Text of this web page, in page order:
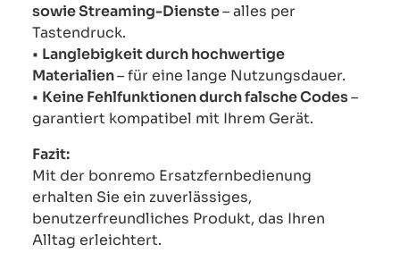
sowie Streaming-Dienste– alles per
Tastendruck.
• Langlebigkeit durch hochwertige
Materialien– für eine lange Nutzungsdauer.
• Keine Fehlfunktionen durch falsche Codes–
garantiert kompatibel mit Ihrem Gerät.
Fazit:
Mit der bonremo Ersatzfernbedienung
erhalten Sie ein zuverlässiges,
benutzerfreundliches Produkt, das Ihren
Alltag erleichtert.